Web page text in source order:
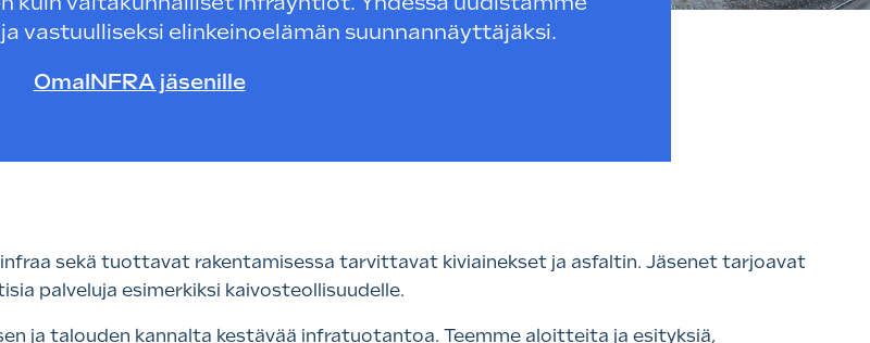
vastuulliseksi elinkeinoelämän suunnannäyttäjäksi.
OmaINFRA jäsenille
sekä tuottavat rakentamisessa tarvittavat kiviainekset ja asfaltin. Jäsenet tarjoavat
palveluja esimerkiksi kaivosteollisuudelle.
ja talouden kannalta kestävää infratuotantoa. Teemme aloitteita ja esityksiä,